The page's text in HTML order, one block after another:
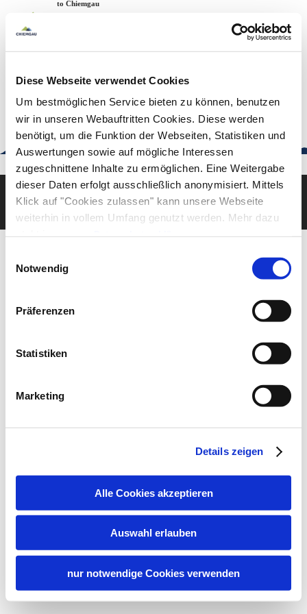
Diese Webseite verwendet Cookies
Um bestmöglichen Service bieten zu können, benutzen
wir in unseren Webauftritten Cookies. Diese werden
benötigt, um die Funktion der Webseiten, Statistiken und
Auswertungen sowie auf mögliche Interessen
zugeschnittene Inhalte zu ermöglichen. Eine Weitergabe
dieser Daten erfolgt ausschließlich anonymisiert. Mittels
Klick auf "Cookies zulassen" kann unsere Webseite
weiterhin in vollem Umfang genutzt werden. Mehr dazu
steht in unserer Datenschutzerklärung.
gelistet.
Notwendig
Präferenzen
Statistiken
Marketing
Details zeigen
Alle Cookies akzeptieren
Auswahl erlauben
nur notwendige Cookies verwenden
Back to the home page
Welcome to Chiemgau
urlaub@chiemgau.bayern
+49 (861) 988 231-20
Good to know
Deutsch English